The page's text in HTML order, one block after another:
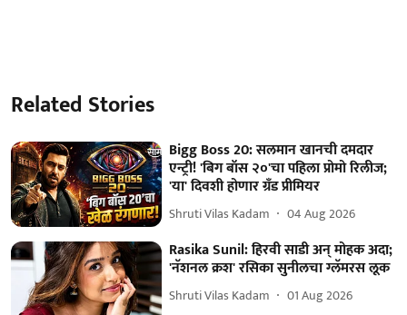
Related Stories
Bigg Boss 20: सलमान खानची दमदार
एन्ट्री! 'बिग बॉस २०'चा पहिला प्रोमो रिलीज;
'या' दिवशी होणार ग्रँड प्रीमियर
Shruti Vilas Kadam 04 Aug 2026
Rasika Sunil: हिरवी साडी अन् मोहक अदा;
'नॅशनल क्रश' रसिका सुनीलचा ग्लॅमरस लूक
Shruti Vilas Kadam 01 Aug 2026